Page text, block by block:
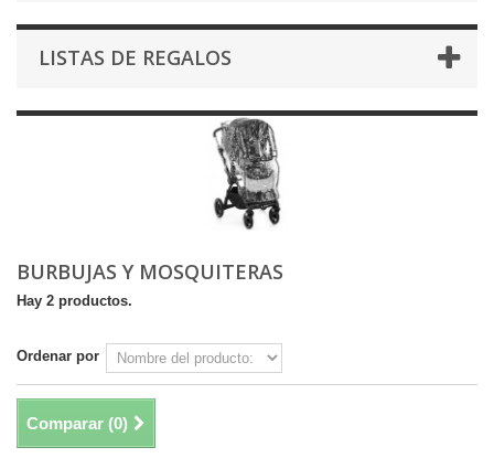
LISTAS DE REGALOS
BURBUJAS Y MOSQUITERAS
Hay 2 productos.
Ordenar por
Comparar (0)